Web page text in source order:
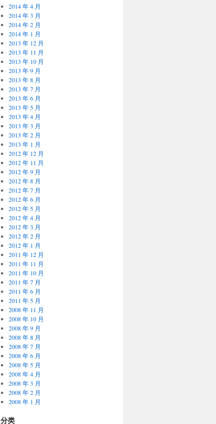
2014 年 4 月
2014 年 3 月
2014 年 2 月
2014 年 1 月
2013 年 12 月
2013 年 11 月
2013 年 10 月
2013 年 9 月
2013 年 8 月
2013 年 7 月
2013 年 6 月
2013 年 5 月
2013 年 4 月
2013 年 3 月
2013 年 2 月
2013 年 1 月
2012 年 12 月
2012 年 11 月
2012 年 9 月
2012 年 8 月
2012 年 7 月
2012 年 6 月
2012 年 5 月
2012 年 4 月
2012 年 3 月
2012 年 2 月
2012 年 1 月
2011 年 12 月
2011 年 11 月
2011 年 10 月
2011 年 7 月
2011 年 6 月
2011 年 5 月
2008 年 11 月
2008 年 10 月
2008 年 9 月
2008 年 8 月
2008 年 7 月
2008 年 6 月
2008 年 5 月
2008 年 4 月
2008 年 3 月
2008 年 2 月
2008 年 1 月
分类